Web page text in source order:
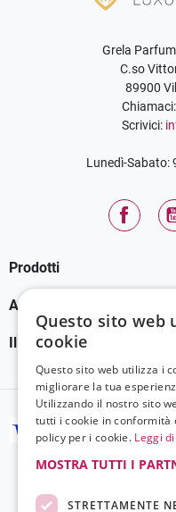
Grela
C.so
89900
Chiamaci:
Scrivici:
Lunedì-Sabato:
Facebook
Prodotti
Assistenza Clienti
Il tuo account
Questo sito web
cookie
Questo sito web utilizza i
migliorare la tua
Utilizzando il nostro sito
tutti i cookie in conformità
policy per i cookie. Leggi
MOSTRA TUTTI I
STRETTAMENTE